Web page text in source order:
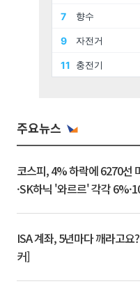
주요뉴스
코스피, 4% 하락에 6270선
·SK하닉 '와르르' 각각
ISA 계좌, 5년마다 깨라고요
커]